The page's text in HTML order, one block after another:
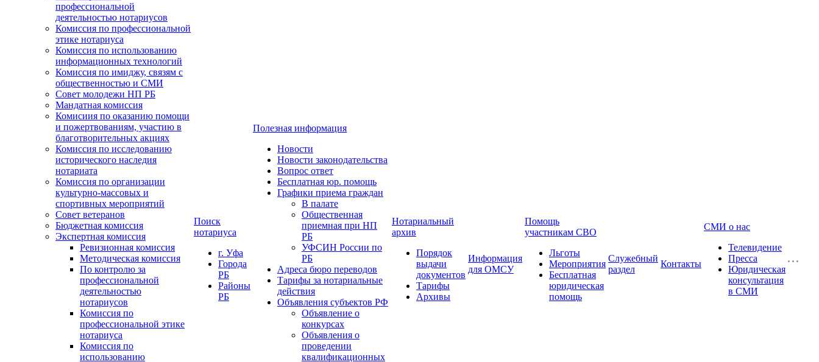
профессиональной
деятельностью нотариусов
Комиссия по профессиональной
этике нотариуса
Комиссия по использованию
информационных технологий
Комиссия по имиджу, связям с
общественностью и СМИ
Совет молодежи НП РБ
Мандатная комиссия
Комисиия по оказанию помощи
и пожертвованиям, участию в
благотворительных акциях
Комиссия по исследованию
исторического наследия
нотариата
Комиссия по организации
культурно-массовых и
спортивных мероприятий
Совет ветеранов
Бюджетная комиссия
Экспертная комиссия
Ревизионная комиссия
Методическая комиссия
По контролю за
профессиональной
деятельностью
нотариусов
Комиссия по
профессиональной этике
нотариуса
Комиссия по
использованию
Поиск
нотариуса
г. Уфа
Города
РБ
Районы
РБ
Полезная информация
Новости
Новости законодательства
Вопрос ответ
Бесплатная юр. помощь
Графики приема граждан
В палате
Общественная
приемная при НП
РБ
УФСИН России по
РБ
Адреса бюро переводов
Тарифы за нотариальные
действия
Объявления субъектов РФ
Объявление о
конкурсах
Объявления о
проведении
квалификационных
Нотариальный
архив
Порядок
выдачи
документов
Тарифы
Архивы
Информация
для ОМСУ
Помощь
участникам СВО
Льготы
Мероприятия
Бесплатная
юридическая
помощь
Служебный
раздел
Контакты
СМИ о нас
Телевидение
Пресса
Юридическая
консультация
в СМИ